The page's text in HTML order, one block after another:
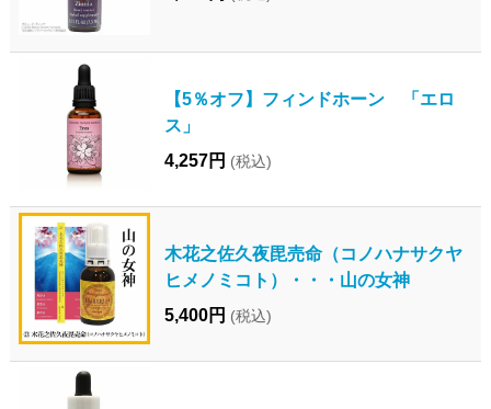
【5％オフ】フィンドホーン 「エロ
ス」
4,257円 (税込)
木花之佐久夜毘売命（コノハナサクヤ
ヒメノミコト）・・・山の女神
5,400円 (税込)